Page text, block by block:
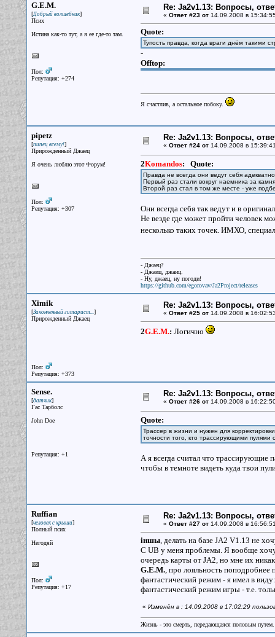
G.E.M.
[Добрый волшебник]
Псих
Истина как-то тут, а я ее где-то там.
Пол:
Репутация: +274
Re: Ja2v1.13: Вопросы,
« Ответ #23 от14.09.2008 в
Quote:
Тупость правда, когда враги днём такими
-
Offtop:
Я счастлив, а остальное побоку.
pipetz
[пипец всему!]
Прирожденный Джаец
Я очень люблю этот Форум!
Пол:
Репутация: +307
Re: Ja2v1.13: Вопросы,
« Ответ #24 от14.09.2008 в
2Komandos: Quote:
Правда не всегда они ведут себя
Первый раз стали вокруг наемника за
Второй раз стал в том же месте - уже
Они всегда себя так ведут и в
Не везде где может пройти человек
несколько таких точек. ИМХО,
- Джаец?
- Джаиц, джаиц.
- Ну, джаец, ну погоди!
https://github.com/egorovav/Ja2Project/releases
Ximik
[Законченный гитарист...]
Прирожденный Джаец
Пол:
Репутация: +373
Re: Ja2v1.13: Вопросы,
« Ответ #25 от14.09.2008 в
2G.E.M.: Логично
Sense.
[датчик]
Гас Тарболс
John Doe
Репутация: +1
Re: Ja2v1.13: Вопросы,
« Ответ #26 от14.09.2008 в
Quote:
Трассер в жизни и нужен для
точности того, кто трассирующими пулями
А я всегда считал что трассирующие
чтобы в темноте видеть куда твои
Ruffian
[человек с крыши]
Полный псих
Негодяй
Пол:
Репутация: +17
Re: Ja2v1.13: Вопросы,
« Ответ #27 от14.09.2008 в
iншы, делать на базе JA2 V1.13 не
С UB у меня проблемы. Я вообще
очередь карты от JA2, но мне их
G.E.M., про лояльность поподробнее
фантастический режим - я имел в
фантастический режим игры - т.е.
« Изменён в : 14.09.2008 в 17:02:29
Жизнь - это смерть, передающаяся половым путем.